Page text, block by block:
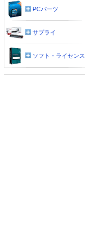
PCパーツ
サプライ
ソフト・ライセンス